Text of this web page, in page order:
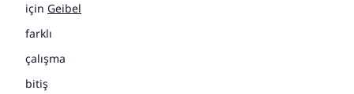
için Geibel
farklı
çalışma
bitiş